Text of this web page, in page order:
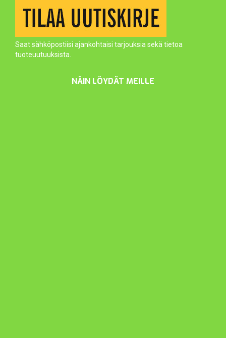
Saat sähköpostiisi ajankohtaisi tarjouksia sekä tietoa
tuoteuutuuksista.
NÄIN LÖYDÄT MEILLE